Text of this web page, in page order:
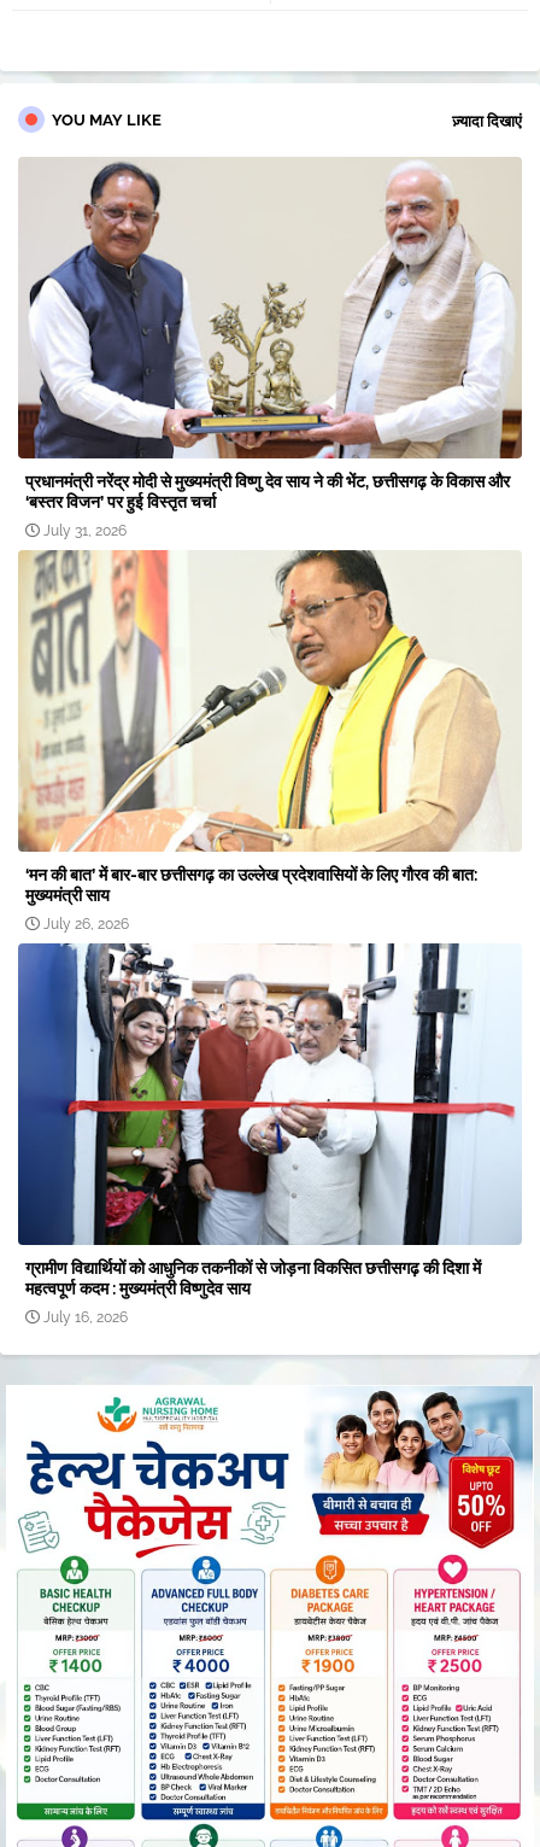
YOU MAY LIKE ज़्यादा दिखाएं
प्रधानमंत्री नरेंद्र मोदी से मुख्यमंत्री विष्णु देव साय ने की भेंट, छत्तीसगढ़ के विकास और
‘बस्तर विजन’ पर हुई विस्तृत चर्चा
July 31, 2026
‘मन की बात’ में बार-बार छत्तीसगढ़ का उल्लेख प्रदेशवासियों के लिए गौरव की बात:
मुख्यमंत्री साय
July 26, 2026
ग्रामीण विद्यार्थियों को आधुनिक तकनीकों से जोड़ना विकसित छत्तीसगढ़ की दिशा में
महत्वपूर्ण कदम : मुख्यमंत्री विष्णुदेव साय
July 16, 2026